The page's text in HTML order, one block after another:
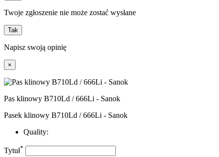
Twoje zgłoszenie nie może zostać wysłane
Tak
Napisz swoją opinię
×
Pas klinowy B710Ld / 666Li - Sanok
Pasek klinowy B710Ld / 666Li - Sanok
Quality:
Tytuł*